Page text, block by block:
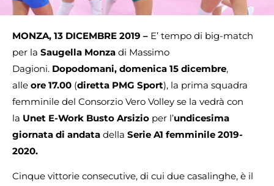
MONZA, 13 DICEMBRE 2019 – E’ tempo di big-match
per la Saugella Monza di Massimo
Dagioni. Dopodomani, domenica 15 dicembre,
alle ore 17.00 (diretta PMG Sport), la prima squadra
femminile del Consorzio Vero Volley se la vedrà con
la Unet E-Work Busto Arsizio per l’undicesima
giornata di andata della Serie A1 femminile 2019-
2020.
Cinque vittorie consecutive, di cui due casalinghe, è il